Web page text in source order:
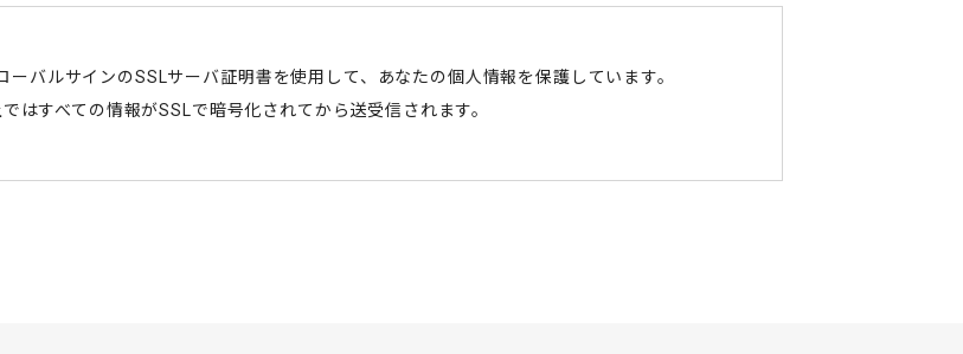
ーバルサインのSSLサーバ証明書を使用して、あなたの個人情報を保護しています。
はすべての情報がSSLで暗号化されてから送受信されます。